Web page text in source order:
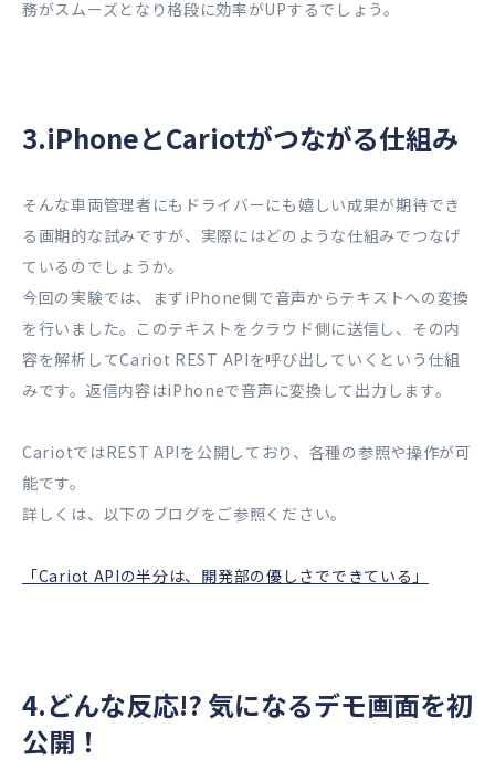
務がスムーズとなり格段に効率がUPするでしょう。
3.iPhoneとCariotがつながる仕組み
そんな車両管理者にもドライバーにも嬉しい成果が期待でき
る画期的な試みですが、実際にはどのような仕組みでつなげ
ているのでしょうか。
今回の実験では、まずiPhone側で音声からテキストへの変換
を行いました。このテキストをクラウド側に送信し、その内
容を解析してCariot REST APIを呼び出していくという仕組
みです。返信内容はiPhoneで音声に変換して出力します。
CariotではREST APIを公開しており、各種の参照や操作が可
能です。
詳しくは、以下のブログをご参照ください。
「Cariot APIの半分は、開発部の優しさでできている」
4.どんな反応!? 気になるデモ画面を初
公開！